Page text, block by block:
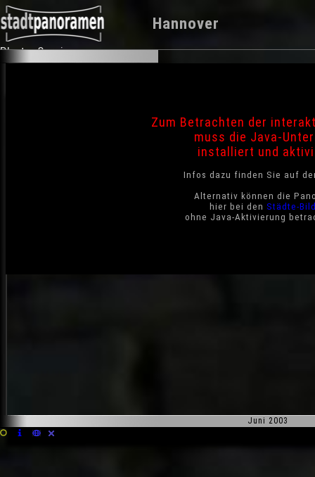
Hannover
Photo-Service
Zum Betrachten der
muss die Java-
installiert und
Infos dazu finden Sie auf
Alternativ können die
hier bei den Städte-
ohne Java-Aktivierung
Juni 2003